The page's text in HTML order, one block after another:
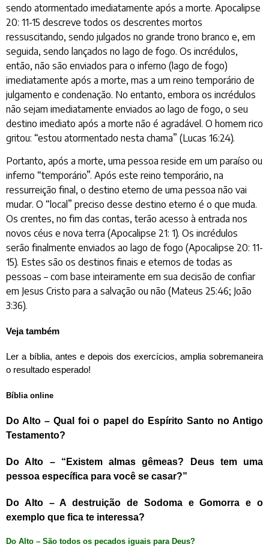
sendo atormentado imediatamente após a morte. Apocalipse
20: 11-15 descreve todos os descrentes mortos
ressuscitando, sendo julgados no grande trono branco e, em
seguida, sendo lançados no lago de fogo. Os incrédulos,
então, não são enviados para o inferno (lago de fogo)
imediatamente após a morte, mas a um reino temporário de
julgamento e condenação. No entanto, embora os incrédulos
não sejam imediatamente enviados ao lago de fogo, o seu
destino imediato após a morte não é agradável. O homem rico
gritou: “estou atormentado nesta chama” (Lucas 16:24).
Portanto, após a morte, uma pessoa reside em um paraíso ou
inferno “temporário”. Após este reino temporário, na
ressurreição final, o destino eterno de uma pessoa não vai
mudar. O “local” preciso desse destino eterno é o que muda.
Os crentes, no fim das contas, terão acesso à entrada nos
novos céus e nova terra (Apocalipse 21: 1). Os incrédulos
serão finalmente enviados ao lago de fogo (Apocalipse 20: 11-
15). Estes são os destinos finais e eternos de todas as
pessoas – com base inteiramente em sua decisão de confiar
em Jesus Cristo para a salvação ou não (Mateus 25:46; João
3:36).
Veja também
Ler a bíblia, antes e depois dos exercícios, amplia sobremaneira
o resultado esperado!
Bíblia online
Do Alto – Qual foi o papel do Espírito Santo no Antigo
Testamento?
Do Alto – “Existem almas gêmeas? Deus tem uma
pessoa específica para você se casar?”
Do Alto – A destruição de Sodoma e Gomorra e o
exemplo que fica te interessa?
Do Alto – São todos os pecados iguais para Deus?